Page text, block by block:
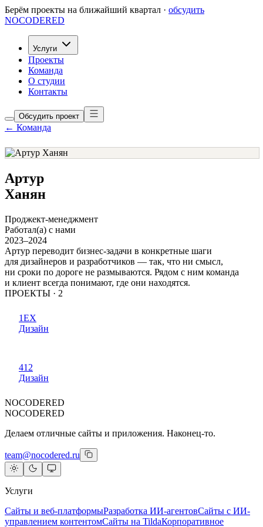
Берём проекты на ближайший квартал · обсудить
NOCODERED
Услуги
Проекты
Команда
О студии
Контакты
Обсудить проект
← Команда
Артур
Ханян
Проджект-менеджмент
Работал(а) с нами
2023–2024
Артур переводит бизнес-задачи в конкретные шаги
для дизайнеров и разработчиков — так, что ни смысл,
ни сроки по дороге не размываются. Рядом с ним команда
и клиент всегда понимают, где они находятся.
ПРОЕКТЫ · 2
1EX
Дизайн
412
Дизайн
NOCODERED
NOCODERED
Делаем отличные сайты и приложения. Наконец-то.
team@nocodered.ru
Услуги
Сайты и веб-платформыРазработка ИИ-агентовСайты с ИИ-
управлением контентомСайты на TildaКорпоративное